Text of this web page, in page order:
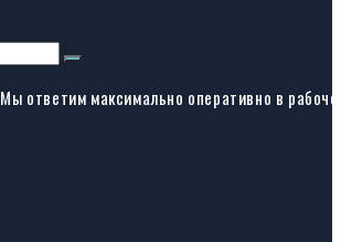
Мы ответим максимально оперативно в